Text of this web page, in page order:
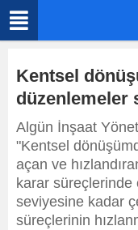
Kentsel
düzenlemeler
Algün İnşaat
"Kentsel
açan ve
karar
seviyesine kadar
süreçlerinin